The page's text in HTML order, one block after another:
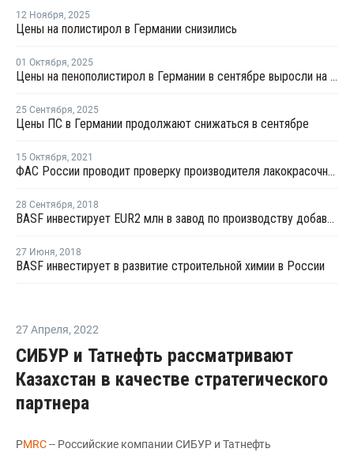
12 Ноября, 2025
Цены на полистирол в Германии снизились
01 Октября, 2025
Цены на пенополистирол в Германии в сентябре выросли на 1,1%
25 Сентября, 2025
Цены ПС в Германии продолжают снижаться в сентябре
15 Октября, 2021
ФАС России проводит проверку производителя лакокрасочных материалов BASF
28 Сентября, 2018
BASF инвестирует EUR2 млн в завод по производству добавок в бетон в Украине
27 Июня, 2018
BASF инвестирует в развитие строительной химии в России
27 Апреля, 2022
СИБУР и Татнефть рассматривают
Казахстан в качестве стратегического
партнера
РMRC-- Российские компании СИБУР и Татнефть